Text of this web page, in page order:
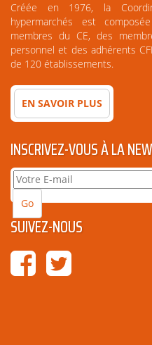
Créée en 1976, la
hypermarchés est
membres du CE, des
personnel et des adhérents
de 120 établissements.
EN SAVOIR PLUS
INSCRIVEZ-VOUS À LA
SUIVEZ-NOUS